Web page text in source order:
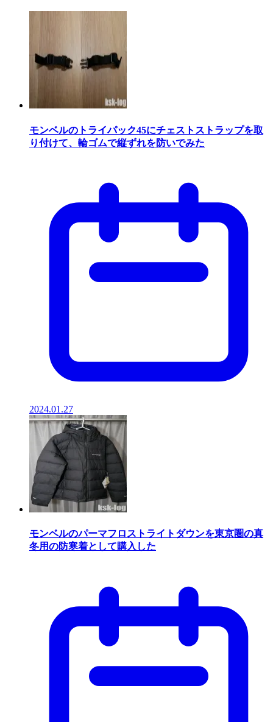
モンベルのトライパック45にチェストストラップを取
り付けて、輪ゴムで縦ずれを防いでみた
2024.01.27
モンベルのパーマフロストライトダウンを東京圏の真
冬用の防寒着として購入した